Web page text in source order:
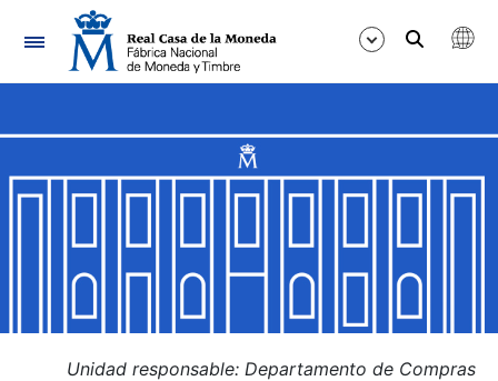
Navegación
Mostrar/Ocultar
Mostrar/Ocultar
Mostrar/Ocultar
Unidad responsable: Departamento de Compras